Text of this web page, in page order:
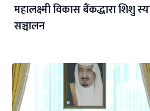
महालक्ष्मी विकास बैंकद्धारा शिशु
सञ्चालन